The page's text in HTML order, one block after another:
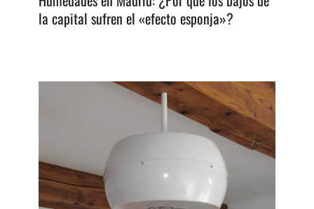
la capital sufren el «efecto esponja»?